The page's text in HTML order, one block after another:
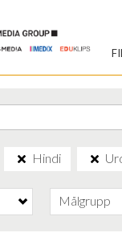
Hindi
Målgrupp